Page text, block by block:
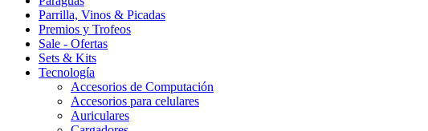
Parrilla, Vinos & Picadas
Premios y Trofeos
Sale - Ofertas
Sets & Kits
Tecnología
Accesorios de Computación
Accesorios para celulares
Auriculares